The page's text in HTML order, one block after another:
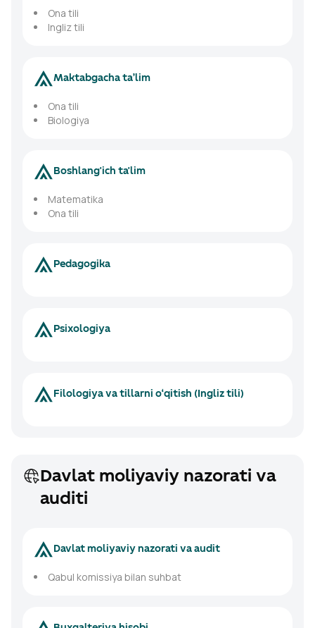
Ona tili
Ingliz tili
Maktabgacha ta’lim
Ona tili
Biоlogiya
Boshlang'ich ta'lim
Matematika
Ona tili
Pedagogika
Psixologiya
Filologiya va tillarni o‘qitish (Ingliz tili)
Davlat moliyaviy nazorati va
auditi
Davlat moliyaviy nazorati va audit
Qabul komissiya bilan suhbat